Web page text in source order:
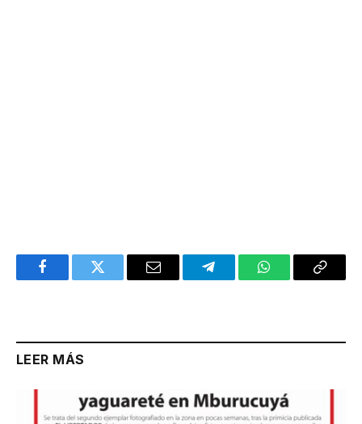
FacebookTwitter Email TelegramWhatsAppCopy
LEER MÁS